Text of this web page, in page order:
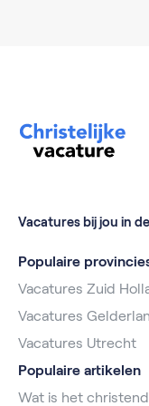
Vacatures bij jou in
Populaire
Vacatures Zuid
Vacatures
Vacatures Utrecht
Populaire artikelen
Wat is het